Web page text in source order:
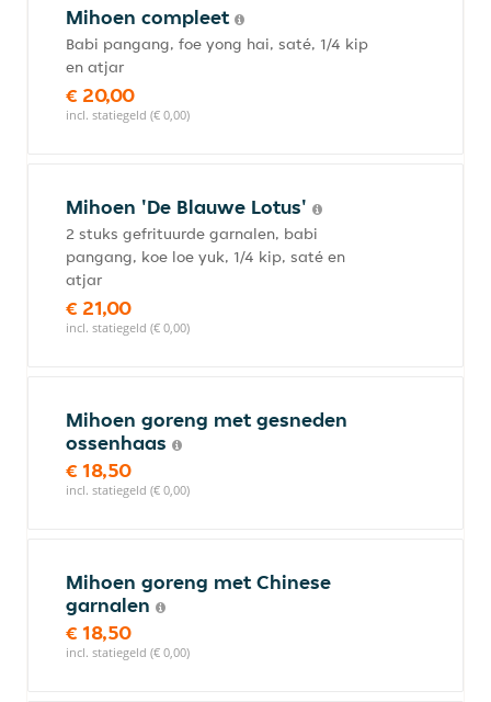
Mihoen compleet
Babi pangang, foe yong hai, saté, 1/4 kip
en atjar
€ 20,00
incl. statiegeld (€ 0,00)
Mihoen 'De Blauwe Lotus'
2 stuks gefrituurde garnalen, babi
pangang, koe loe yuk, 1/4 kip, saté en
atjar
€ 21,00
incl. statiegeld (€ 0,00)
Mihoen goreng met gesneden
ossenhaas
€ 18,50
incl. statiegeld (€ 0,00)
Mihoen goreng met Chinese
garnalen
€ 18,50
incl. statiegeld (€ 0,00)